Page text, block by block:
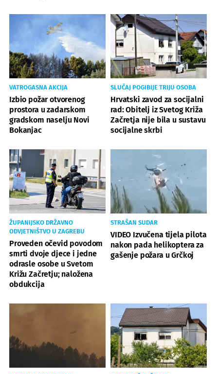
VATROGASNA AKCIJA
Izbio požar otvorenog
prostora u zadarskom
gradskom naselju Novi
Bokanjac
SLUČAJ POGIBIJE TRIJU OSOBA
Hrvatski zavod za socijalni
rad: Obitelj iz Svetog Križa
Začretja nije bila u sustavu
socijalne skrbi
ŽUPANIJSKO DRŽAVNO
ODVJETNIŠTVO U ZAGREBU
Proveden očevid povodom
smrti dvoje djece i jedne
odrasle osobe u Svetom
Križu Začretju; naložena
obdukcija
STRAŠAN SUDAR
VIDEO Izvučena tijela pilota
nakon pada helikoptera za
gašenje požara u Grčkoj